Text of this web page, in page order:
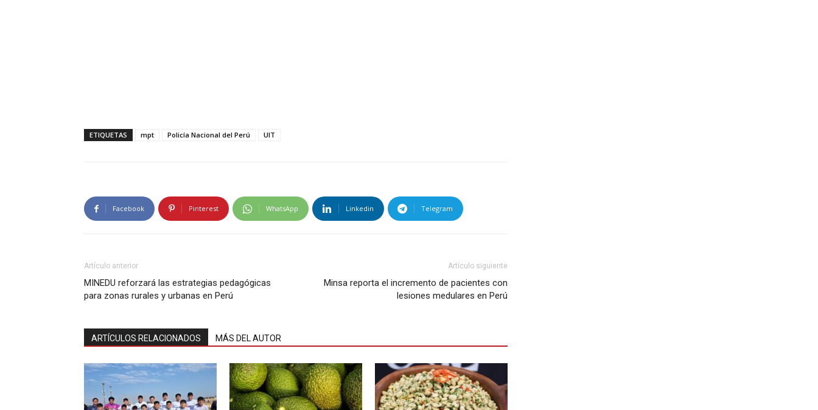
ETIQUETAS mpt Policía Nacional del Perú UIT
Facebook Pinterest WhatsApp Linkedin Telegram
Artículo anterior
MINEDU reforzará las estrategias pedagógicas
para zonas rurales y urbanas en Perú
Artículo siguiente
Minsa reporta el incremento de pacientes con
lesiones medulares en Perú
ARTÍCULOS RELACIONADOS MÁS DEL AUTOR